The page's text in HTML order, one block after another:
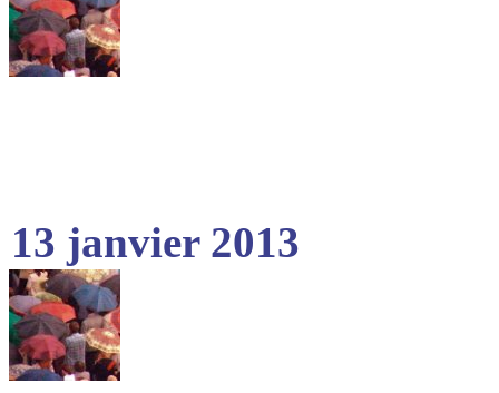
13 janvier 2013